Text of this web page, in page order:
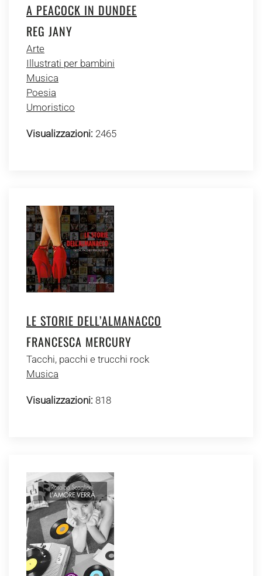
A PEACOCK IN DUNDEE
REG JANY
Arte
Illustrati per bambini
Musica
Poesia
Umoristico
Visualizzazioni: 2465
LE STORIE DELL’ALMANACCO
FRANCESCA MERCURY
Tacchi, pacchi e trucchi rock
Musica
Visualizzazioni: 818